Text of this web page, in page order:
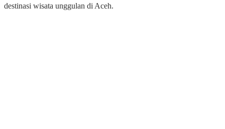
destinasi wisata unggulan di Aceh.